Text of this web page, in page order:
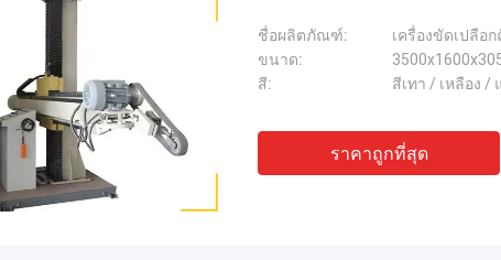
ชื่อผลิตภัณฑ์:
เครื่องขัดเปลือ
ขนาด:
สี:
สีเทา / เหลือง /
ราคาถูกที่สุด